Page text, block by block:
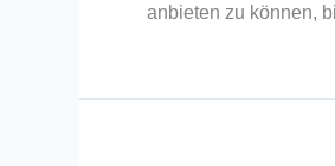
anbieten zu können,